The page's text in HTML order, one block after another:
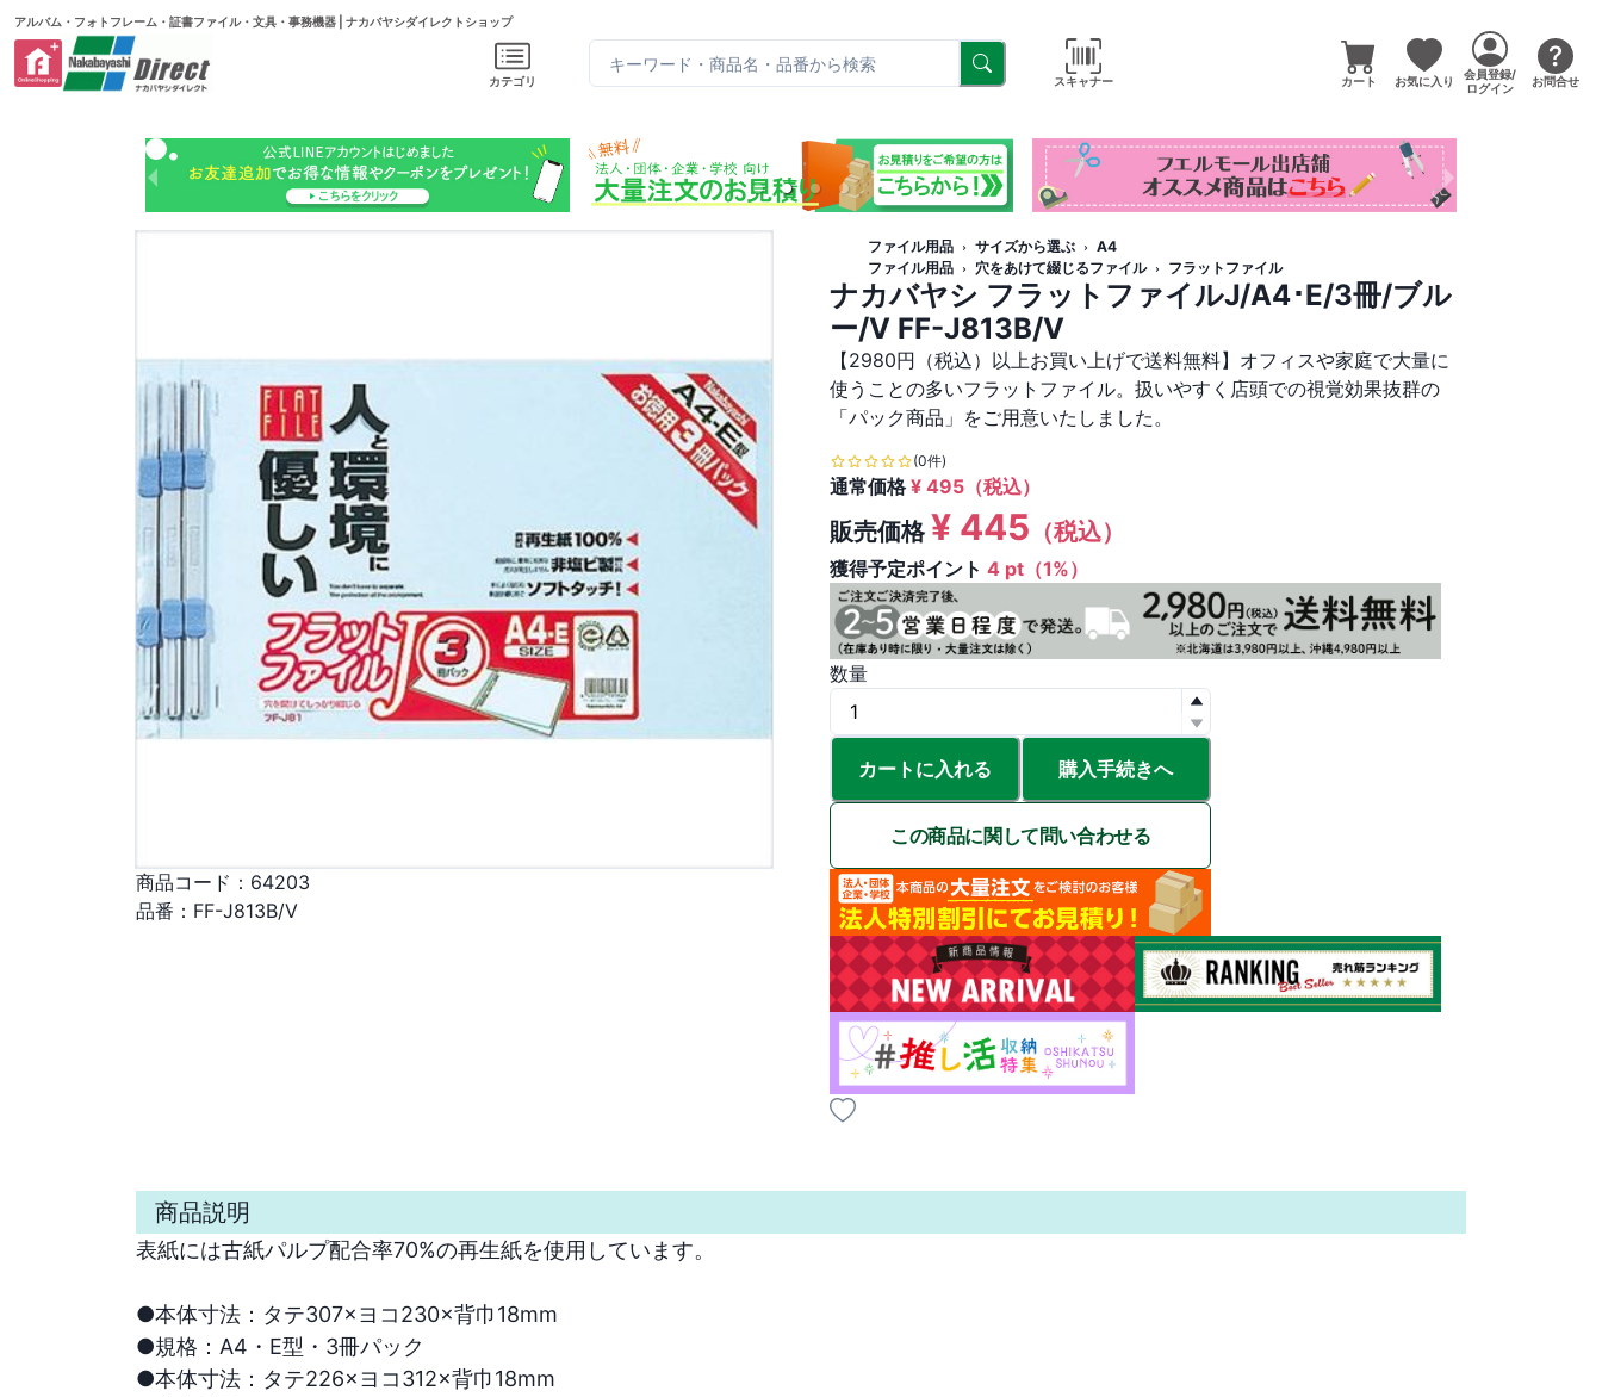
アルバム・フォトフレーム・証書ファイル・文具・事務機器 | ナカバヤシダイレクトショップ
カテゴリ スキャナー カート お気に入り
会員登録/
ログイン
お問合せ
商品コード： 64203
品番： FF-J813B/V
ファイル用品 サイズから選ぶ
A4
ファイル用品
穴をあけて綴じるファイル フラットファイル
ナカバヤシ フラットファイルJ/A4･E/3冊/ブル
ー/V FF-J813B/V
【2980円（税込）以上お買い上げで送料無料】オフィスや家庭で大量に
使うことの多いフラットファイル。扱いやすく店頭での視覚効果抜群の
「パック商品」をご用意いたしました。
(0件)
通常価格¥ 495 （税込）
販売価格¥ 445 （税込）
獲得予定ポイント 4 pt（1%）
数量
カートに入れる 購入手続きへ
この商品に関して問い合わせる
商品説明
表紙には古紙パルプ配合率70%の再生紙を使用しています。
●本体寸法：タテ307×ヨコ230×背巾18mm
●規格：A4・E型・3冊パック
●本体寸法：タテ226×ヨコ312×背巾18mm